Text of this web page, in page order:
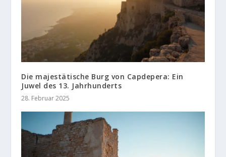
Die majestätische Burg von Capdepera: Ein
Juwel des 13. Jahrhunderts
28. Februar 2025